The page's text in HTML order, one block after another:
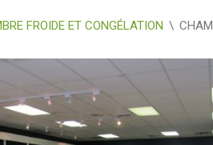
FROIDE ET CONGÉLATION \